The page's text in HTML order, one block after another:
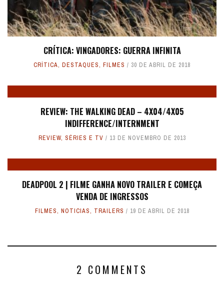
CRÍTICA: VINGADORES: GUERRA INFINITA
CRÍTICA, DESTAQUES, FILMES 30 DE ABRIL DE 2018
REVIEW: THE WALKING DEAD – 4X04/4X05
INDIFFERENCE/INTERNMENT
REVIEW, SÉRIES E TV 13 DE NOVEMBRO DE 2013
DEADPOOL 2 | FILME GANHA NOVO TRAILER E COMEÇA
VENDA DE INGRESSOS
FILMES, NOTICIAS, TRAILERS 19 DE ABRIL DE 2018
2 COMMENTS